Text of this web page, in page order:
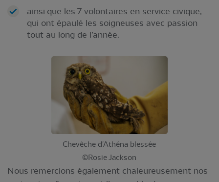
ainsi que les 7 volontaires en service civique,
qui ont épaulé les soigneuses avec passion
tout au long de l’année.
Chevêche d'Athéna blessée
©Rosie Jackson
Nous remercions également chaleureusement nos